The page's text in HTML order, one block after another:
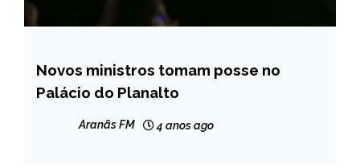
BRASIL
NOTÍCIAS
Novos ministros tomam posse no
Palácio do Planalto
Aranãs FM 4 anos ago